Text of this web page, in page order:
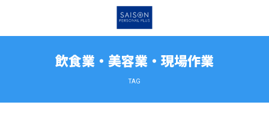
飲食業・美容業・現場作業
TAG